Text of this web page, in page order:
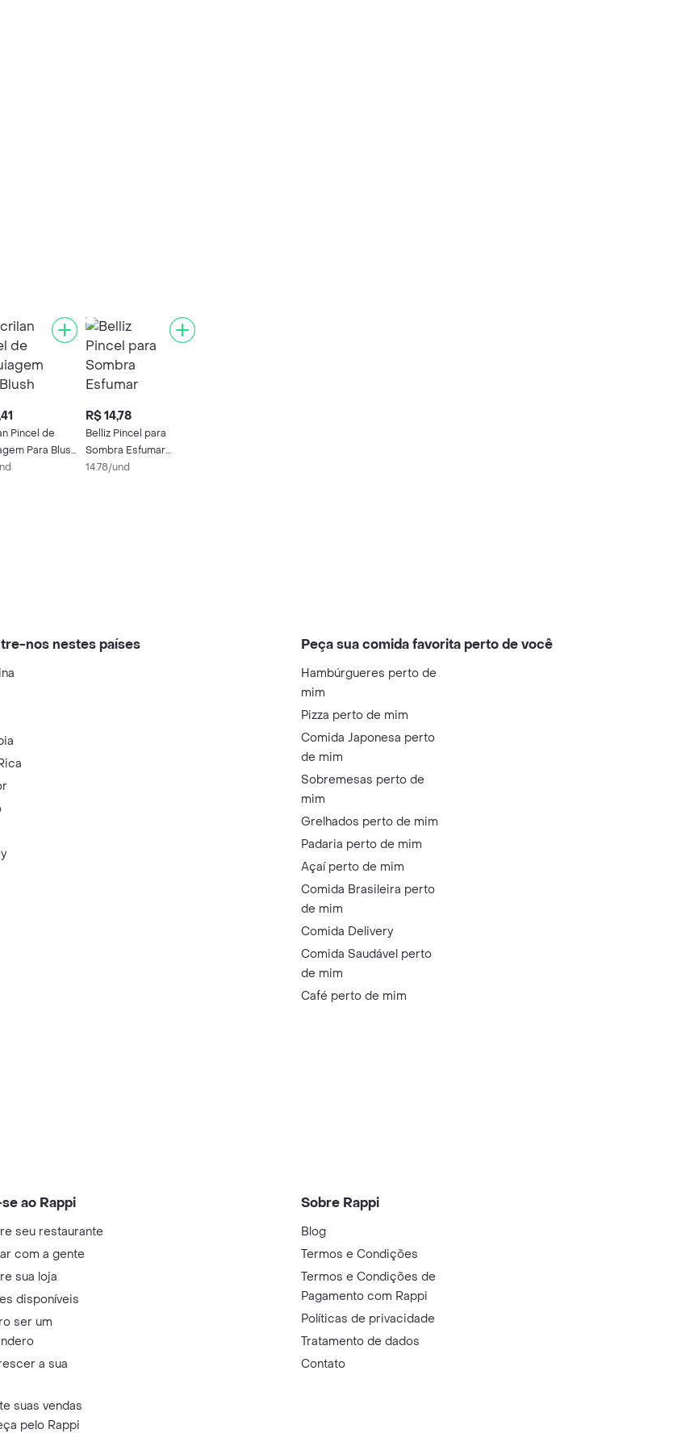
Pincel de
Para Blush
R$ 14,78
Belliz Pincel para
Sombra Esfumar
Médio
14.78/und
nos nestes países Peça sua comida favorita perto de você
Hambúrgueres perto de
mim
Pizza perto de mim
Comida Japonesa perto
de mim
Sobremesas perto de
mim
Grelhados perto de mim
Padaria perto de mim
Açaí perto de mim
Comida Brasileira perto
de mim
Comida Delivery
Comida Saudável perto
de mim
Café perto de mim
ao Rappi
seu restaurante
com a gente
sua loja
disponíveis
ser um
a sua
suas vendas
pelo Rappi
Sobre Rappi
Blog
Termos e Condições
Termos e Condições de
Pagamento com Rappi
Políticas de privacidade
Tratamento de dados
Contato